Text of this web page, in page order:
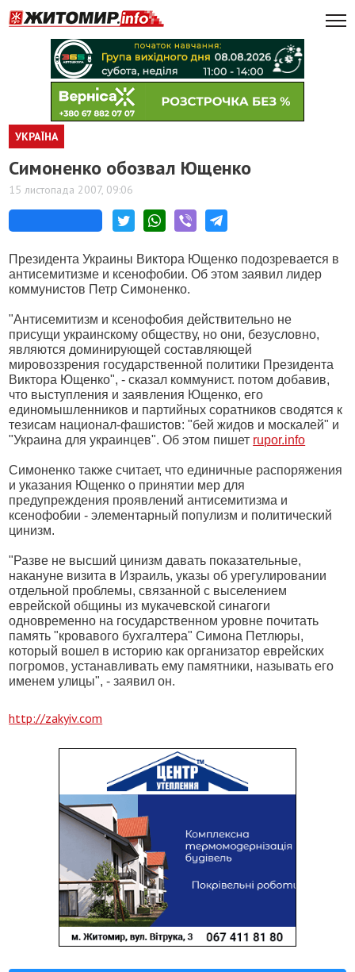
УКРАЇНА
Симоненко обозвал Ющенко
15 листопада 2007, 09:06
Президента Украины Виктора Ющенко подозревается в
антисемитизме и ксенофобии. Об этом заявил лидер
коммунистов Петр Симоненко.
"Антисемитизм и ксенофобия действительно не
присущи украинскому обществу, но они, безусловно,
являются доминирующей составляющей
мировоззрения государственной политики Президента
Виктора Ющенко", - сказал коммунист. потом добавив,
что выступления и заявления Ющенко, его
единомышленников и партийных соратников сводятся к
тезисам национал-фашистов: "бей жидов и москалей" и
"Украина для украинцев". Об этом пишет rupor.info
Симоненко также считает, что единичные распоряжения
и указания Ющенко о принятии мер для
предупреждения проявлений антисемитизма и
ксенофобии - элементарный популизм и политический
цинизм.
"Разве не высший цинизм давать показательные,
накануне визита в Израиль, указы об урегулировании
отдельной проблемы, связанной с выселением
еврейской общины из мукачевской синагоги
одновременно на государственном уровне почитать
память "кровавого бухгалтера" Симона Петлюры,
который вошел в историю как организатор еврейских
погромов, устанавливать ему памятники, называть его
именем улицы", - заявил он.
http://zakyiv.com